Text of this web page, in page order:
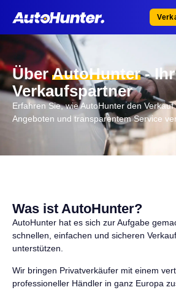
ÜberAutoHunter- Ihr
Verkaufspartner
Erfahren Sie, wie AutoHunter den
Angeboten und transparentem Service
Was ist AutoHunter?
AutoHunter hat es sich zur Aufgabe
schnellen, einfachen und sicheren
unterstützen.
Wir bringen Privatverkäufer mit einem
professioneller Händler in ganz Europa